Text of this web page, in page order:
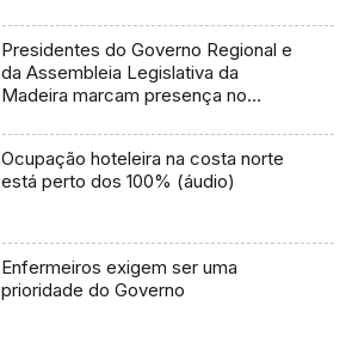
Presidentes do Governo Regional e
da Assembleia Legislativa da
Madeira marcam presença no
Ocupação hoteleira na costa norte
está perto dos 100% (áudio)
Enfermeiros exigem ser uma
prioridade do Governo